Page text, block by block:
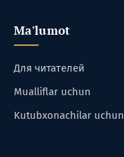
Ma'lumot
Для читателей
Mualliflar uchun
Kutubxonachilar uchun